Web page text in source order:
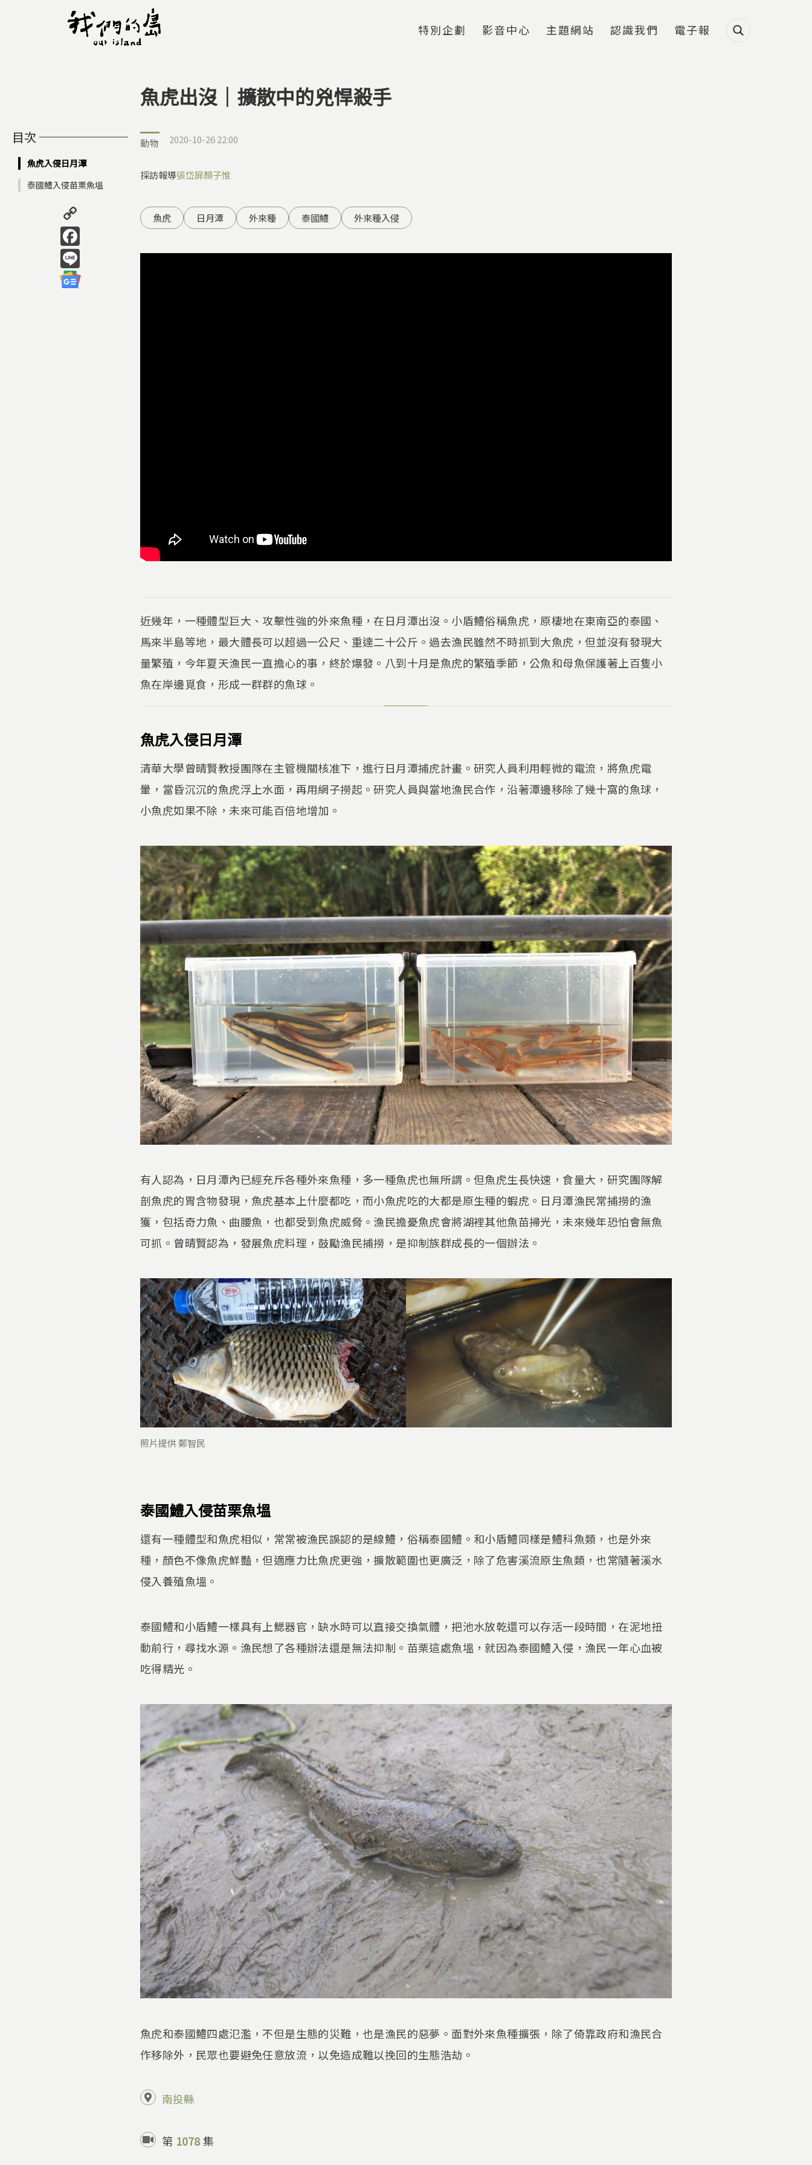
特別企劃 影音中心 主題網站 認識我們 電子報
您在這裡
魚虎出沒｜擴散中的兇悍殺手
目次
魚虎入侵日月潭
泰國鱧入侵苗栗魚塭
Facebook
動物 2020-10-26 22:00
採訪報導張岱屏顏子惟
魚虎 日月潭 外來種 泰國鱧 外來種入侵
近幾年，一種體型巨大、攻擊性強的外來魚種，在日月潭出沒。小盾鱧俗稱魚虎，原棲地在東南亞的泰國、
馬來半島等地，最大體長可以超過一公尺、重達二十公斤。過去漁民雖然不時抓到大魚虎，但並沒有發現大
量繁殖，今年夏天漁民一直擔心的事，終於爆發。八到十月是魚虎的繁殖季節，公魚和母魚保護著上百隻小
魚在岸邊覓食，形成一群群的魚球。
魚虎入侵日月潭
清華大學曾晴賢教授團隊在主管機關核准下，進行日月潭捕虎計畫。研究人員利用輕微的電流，將魚虎電
暈，當昏沉沉的魚虎浮上水面，再用網子撈起。研究人員與當地漁民合作，沿著潭邊移除了幾十窩的魚球，
小魚虎如果不除，未來可能百倍地增加。
有人認為，日月潭內已經充斥各種外來魚種，多一種魚虎也無所謂。但魚虎生長快速，食量大，研究團隊解
剖魚虎的胃含物發現，魚虎基本上什麼都吃，而小魚虎吃的大都是原生種的蝦虎。日月潭漁民常捕撈的漁
獲，包括奇力魚、曲腰魚，也都受到魚虎威脅。漁民擔憂魚虎會將湖裡其他魚苗掃光，未來幾年恐怕會無魚
可抓。曾晴賢認為，發展魚虎料理，鼓勵漁民捕撈，是抑制族群成長的一個辦法。
照片提供 鄭智民
泰國鱧入侵苗栗魚塭
還有一種體型和魚虎相似，常常被漁民誤認的是線鱧，俗稱泰國鱧。和小盾鱧同樣是鱧科魚類，也是外來
種，顏色不像魚虎鮮豔，但適應力比魚虎更強，擴散範圍也更廣泛，除了危害溪流原生魚類，也常隨著溪水
侵入養殖魚塭。
泰國鱧和小盾鱧一樣具有上鰓器官，缺水時可以直接交換氣體，把池水放乾還可以存活一段時間，在泥地扭
動前行，尋找水源。漁民想了各種辦法還是無法抑制。苗栗這處魚塭，就因為泰國鱧入侵，漁民一年心血被
吃得精光。
魚虎和泰國鱧四處氾濫，不但是生態的災難，也是漁民的惡夢。面對外來魚種擴張，除了倚靠政府和漁民合
作移除外，民眾也要避免任意放流，以免造成難以挽回的生態浩劫。
南投縣
第 1078集